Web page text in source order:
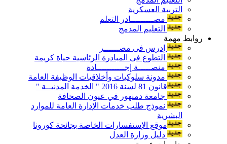
التربية العسكرية
مصـــــــــادر التعلم
التعليم المدمج
روابط مهمة
إدرس فى مصــــــر
التطوع فى المبادرة الرئاسية حياة كريمة
منصـــــة إجـــــــــــادة
مدونة سلوكيات وأخلاقيات الوظيفة العامة
قانون 81 لسنة 2016 " الخدمة المدنيــة "
جامعة دمنهور في عيون الصحافة
نموذج طلب خدمات الإدارة العامة للموارد
البشرية
موقع الإستفسارات الخاصة بجائحة كورونا
دليل وزارة العدل